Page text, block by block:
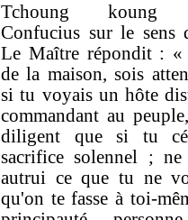
Tchoung koung
Confucius sur le sens
Le Maître répondit : «
de la maison, sois
si tu voyais un hôte
commandant au
diligent que si tu
sacrifice solennel ;
autrui ce que tu ne
qu'on te fasse à toi-